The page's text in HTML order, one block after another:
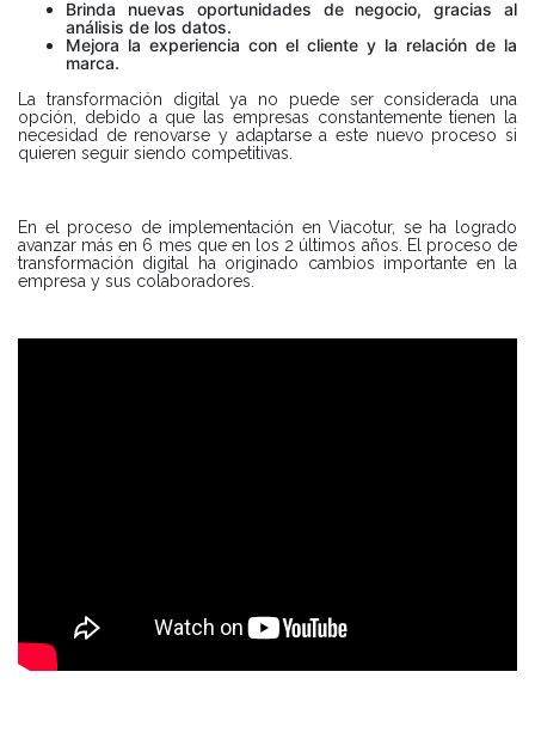
Brinda nuevas oportunidades de negocio, gracias al
análisis de los datos.
Mejora la experiencia con el cliente y la relación de la
marca.
La transformación digital ya no puede ser considerada una
opción, debido a que las empresas constantemente tienen la
necesidad de renovarse y adaptarse a este nuevo proceso si
quieren seguir siendo competitivas.
En el proceso de implementación en Viacotur, se ha logrado
avanzar más en 6 mes que en los 2 últimos años. El proceso de
transformación digital ha originado cambios importante en la
empresa y sus colaboradores.